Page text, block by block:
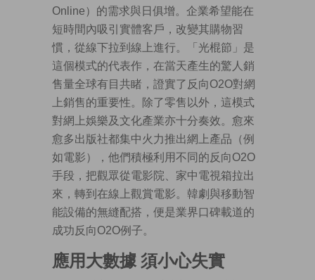
Online）的需求與日俱增。企業希望能在
短時間內吸引實體客戶，改變其購物習
慣，從線下拉到線上進行。「光棍節」是
這個模式的代表作，在當天產生的驚人銷
售量全球有目共睹，證實了反向O2O對網
上銷售的重要性。除了零售以外，這模式
對網上娛樂及文化產業亦十分奏效。愈來
愈多出版社都集中火力推出網上產品（例
如電影），他們積極利用不同的反向O2O
手段，把觀眾從電影院、家中電視箱拉出
來，轉到在線上觀賞電影。韓劇與移動智
能設備的無縫配搭，便是業界口碑載道的
成功反向O2O例子。
應用大數據 須小心失實